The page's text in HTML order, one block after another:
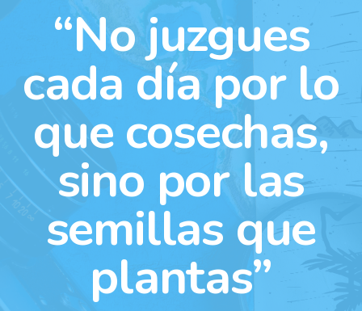
“No juzgues
cada día por lo
que cosechas,
sino por las
semillas que
plantas”